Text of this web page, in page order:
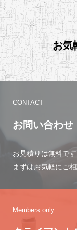
お気
CONTACT
お問い合わせ
お見積りは無料です
まずはお気軽にご相
Members only